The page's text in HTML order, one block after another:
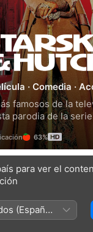
· Comedia ·
famosos de la
parodia de la serie
Starsky y al
trabajo como
superar sus
caso con la
criminal
63%
para ver el
(Español